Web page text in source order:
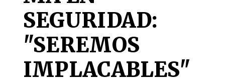
SEGURIDAD:
"SEREMOS
IMPLACABLES"